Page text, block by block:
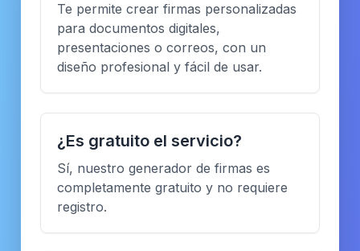
Te permite crear firmas personalizadas
para documentos digitales,
presentaciones o correos, con un
diseño profesional y fácil de usar.
¿Es gratuito el servicio?
Sí, nuestro generador de firmas es
completamente gratuito y no requiere
registro.